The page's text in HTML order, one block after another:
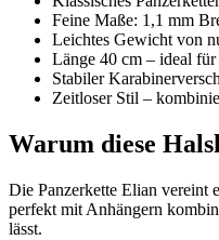
Feine Maße: 1,1 mm
Leichtes Gewicht von
Länge 40 cm – ideal
Stabiler
Zeitloser Stil –
Warum diese
Die Panzerkette Elian vereint
perfekt mit Anhängern
lässt.